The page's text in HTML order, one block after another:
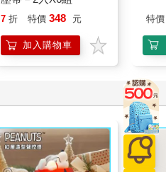
7 折 特價 348 元
加入購物車
特價